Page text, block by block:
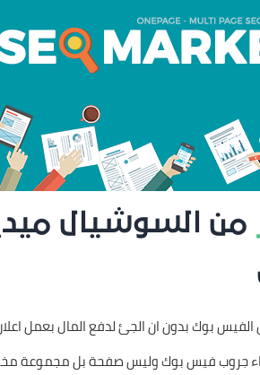
من السوشيال
بوك بدون ان الجئ لدفع المال بعمل
جروب فيس بوك وليس صفحة بل مجموعة